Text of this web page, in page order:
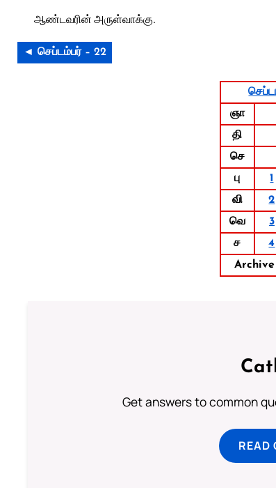
ஆண்டவரின் அருள்வாக்கு.
◄ செப்டம்பர் – 22
ஞா
தி
செ
பு
1
வி
2
வெ
3
ச
4
Archive
Get answers to common
READ